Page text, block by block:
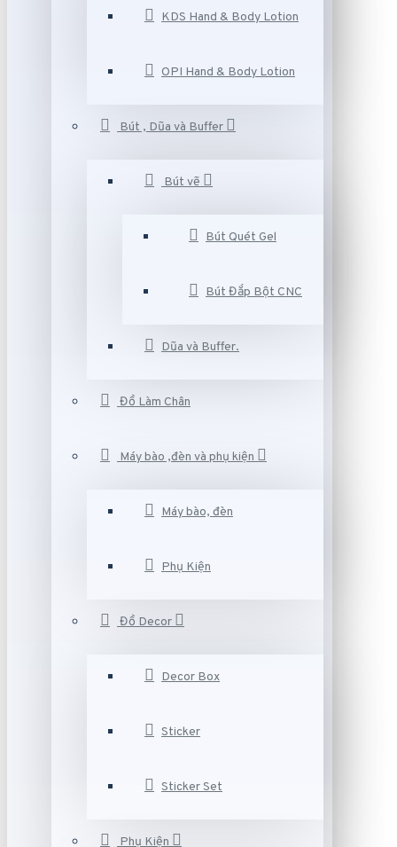
KDS Hand & Body Lotion
OPI Hand & Body Lotion
Bút , Dũa và Buffer
Bút vẽ
Bút Quét Gel
Bút Đắp Bột CNC
Dũa và Buffer.
Đồ Làm Chân
Máy bào ,đèn và phụ kiện
Máy bào, đèn
Phụ Kiện
Đồ Decor
Decor Box
Sticker
Sticker Set
Phụ Kiện